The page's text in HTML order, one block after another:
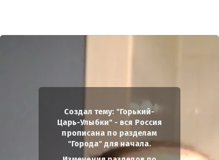
Создал тему: "Горький-
Царь-Улыбки" - вся Россия
прописана по разделам
"Города" для начала.